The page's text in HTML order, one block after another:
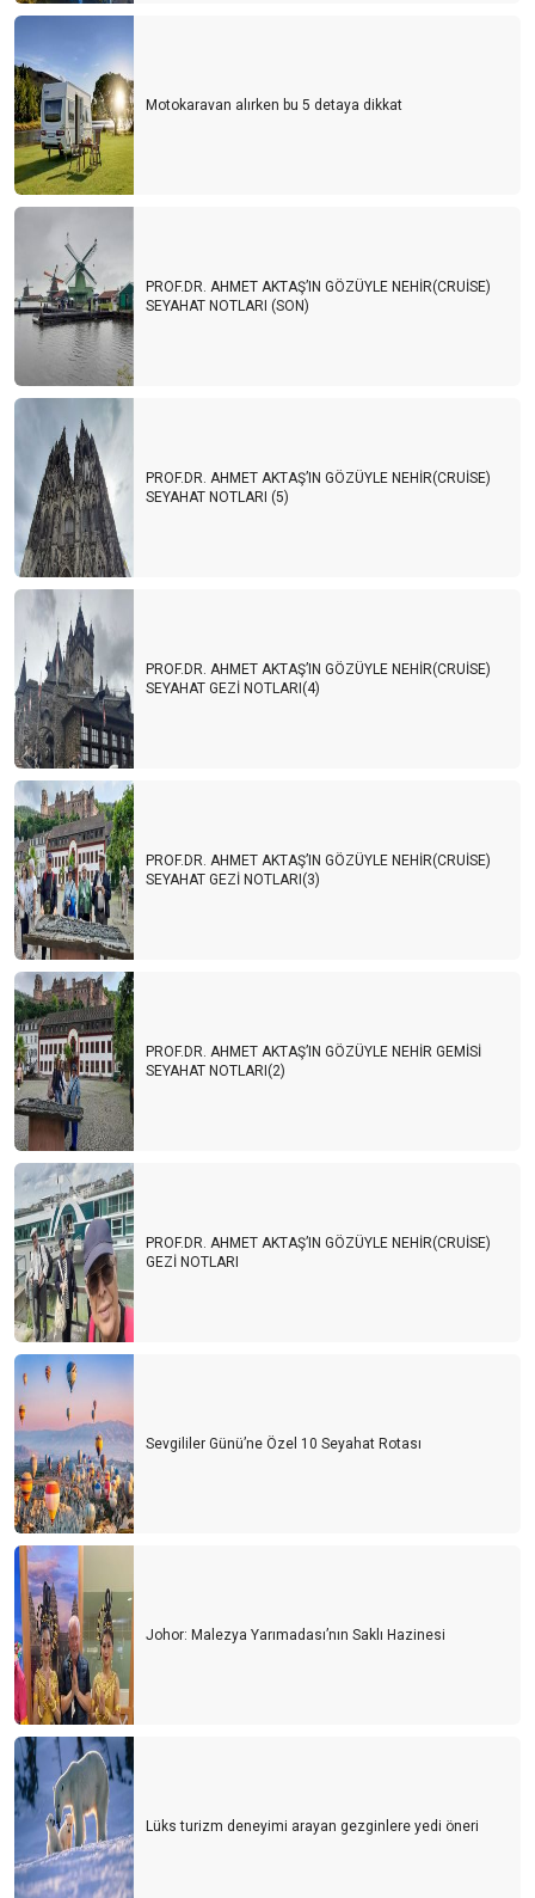
Motokaravan alırken bu 5 detaya dikkat
PROF.DR. AHMET AKTAŞ’IN GÖZÜYLE NEHİR(CRUİSE)
SEYAHAT NOTLARI (SON)
PROF.DR. AHMET AKTAŞ’IN GÖZÜYLE NEHİR(CRUİSE)
SEYAHAT NOTLARI (5)
PROF.DR. AHMET AKTAŞ’IN GÖZÜYLE NEHİR(CRUİSE)
SEYAHAT GEZİ NOTLARI(4)
PROF.DR. AHMET AKTAŞ’IN GÖZÜYLE NEHİR(CRUİSE)
SEYAHAT GEZİ NOTLARI(3)
PROF.DR. AHMET AKTAŞ’IN GÖZÜYLE NEHİR GEMİSİ
SEYAHAT NOTLARI(2)
PROF.DR. AHMET AKTAŞ’IN GÖZÜYLE NEHİR(CRUİSE)
GEZİ NOTLARI
Sevgililer Günü’ne Özel 10 Seyahat Rotası
Johor: Malezya Yarımadası’nın Saklı Hazinesi
Lüks turizm deneyimi arayan gezginlere yedi öneri